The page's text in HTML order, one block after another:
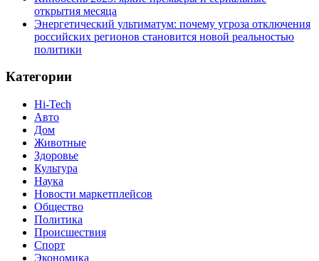
открытия месяца
Энергетический ультиматум: почему угроза отключения
российских регионов становится новой реальностью
политики
Категории
Hi-Tech
Авто
Дом
Животные
Здоровье
Культура
Наука
Новости маркетплейсов
Общество
Политика
Происшествия
Спорт
Экономика